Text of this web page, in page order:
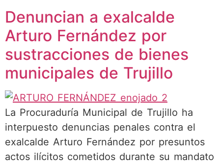
Denuncian a exalcalde
Arturo Fernández por
sustracciones de bienes
municipales de Trujillo
La Procuraduría Municipal de Trujillo ha
interpuesto denuncias penales contra el
exalcalde Arturo Fernández por presuntos
actos ilícitos cometidos durante su mandato